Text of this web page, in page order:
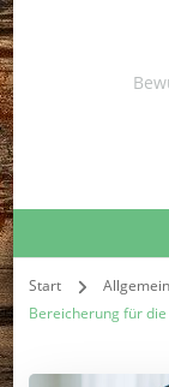
Start Allgemein
Bereicherung für